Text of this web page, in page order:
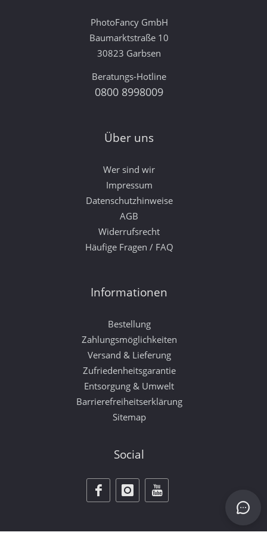
PhotoFancy GmbH
Baumarktstraße 10
30823 Garbsen
Beratungs-Hotline
0800 8998009
Über uns
Wer sind wir
Impressum
Datenschutzhinweise
AGB
Widerrufsrecht
Häufige Fragen / FAQ
Informationen
Bestellung
Zahlungsmöglichkeiten
Versand & Lieferung
Zufriedenheitsgarantie
Entsorgung & Umwelt
Barrierefreiheitserklärung
Sitemap
Social